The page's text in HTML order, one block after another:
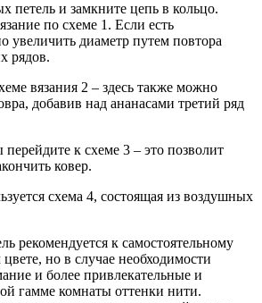
петель и замкните цепь в кольцо.
по схеме 1. Если есть
увеличить диаметр путем повтора
рядов.
вязания 2 – здесь также можно
добавив над ананасами третий ряд
к схеме 3 – это позволит
ковер.
схема 4, состоящая из воздушных
рекомендуется к самостоятельному
но в случае необходимости
и более привлекательные и
гамме комнаты оттенки нити.